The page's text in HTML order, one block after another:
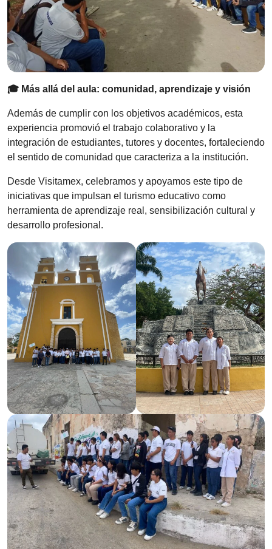
🎓 Más allá del aula: comunidad, aprendizaje y visión
Además de cumplir con los objetivos académicos, esta
experiencia promovió el trabajo colaborativo y la
integración de estudiantes, tutores y docentes, fortaleciendo
el sentido de comunidad que caracteriza a la institución.
Desde Visitamex, celebramos y apoyamos este tipo de
iniciativas que impulsan el turismo educativo como
herramienta de aprendizaje real, sensibilización cultural y
desarrollo profesional.